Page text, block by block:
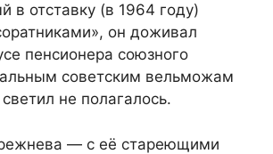
в отставку (в 1964 году)
он доживал
пенсионера союзного
советским вельможам
не полагалось.
— с её стареющими